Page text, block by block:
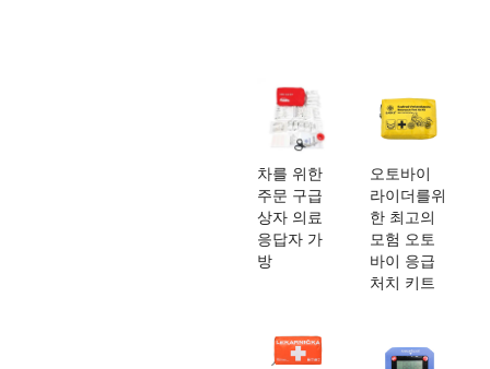
차를 위한
주문 구급
상자 의료
응답자 가
방
오토바이
라이더를위
한 최고의
모험 오토
바이 응급
처치 키트